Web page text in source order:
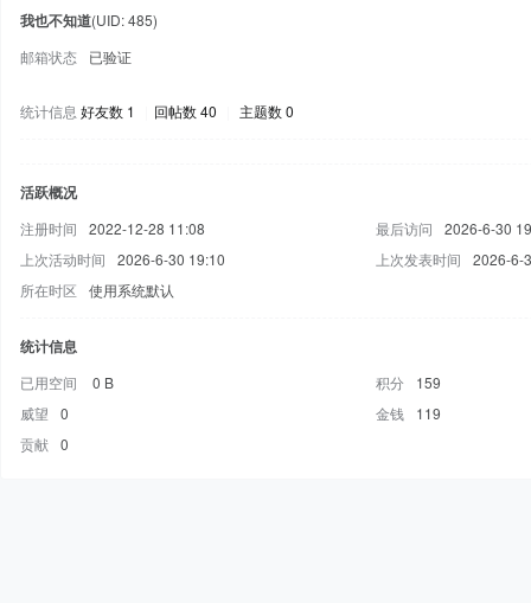
我也不知道(UID: 485)
邮箱状态
已验证
统计信息 好友数 1 回帖数 40 主题数 0
活跃概况
注册时间 2022-12-28 11:08 最后访问
2026-6-30
上次活动时间
2026-6-30 19:10 上次发表时间
2026-6-
所在时区
使用系统默认
统计信息
已用空间 0 B 积分
159
威望
0 金钱
119
贡献 0